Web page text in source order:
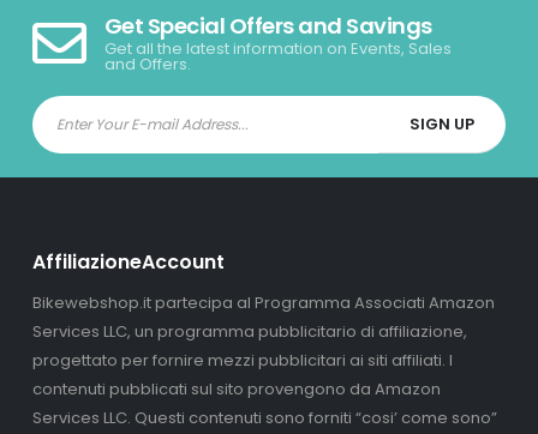
Get Special Offers and Savings
Get all the latest information on Events, Sales
and Offers.
AffiliazioneAccount
Bikewebshop.it partecipa al Programma Associati Amazon
Services LLC, un programma pubblicitario di affiliazione,
progettato per fornire mezzi pubblicitari ai siti affiliati. I
contenuti pubblicati sul sito provengono da Amazon
Services LLC. Questi contenuti sono forniti “cosi’ come sono”